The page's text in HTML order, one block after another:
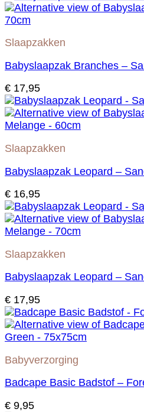
Slaapzakken
Babyslaapzak Branches –
€ 17,95
Slaapzakken
Babyslaapzak Leopard –
€ 16,95
Slaapzakken
Babyslaapzak Leopard –
€ 17,95
Babyverzorging
Badcape Basic Badstof –
€ 9,95